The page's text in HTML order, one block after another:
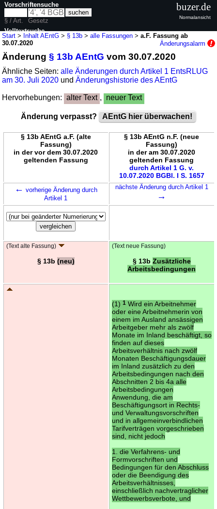
Start > Inhalt AEntG > § 13b >alle Fassungen >a.F. Fassung ab
30.07.2020
Änderungsalarm
Änderung§ 13b AEntG vom 30.07.2020
Ähnliche Seiten:alle Änderungen durch Artikel 1 EntsRLUG
am 30. Juli 2020 undÄnderungshistorie des AEntG
Hervorhebungen: alter Text , neuer Text
Änderung verpasst? AEntG hier überwachen!
§ 13b AEntG a.F. (alte
Fassung)
in der vor dem 30.07.2020
geltenden Fassung
§ 13b AEntG n.F. (neue
Fassung)
in der am 30.07.2020
geltenden Fassung
durch Artikel 1 G. v.
10.07.2020 BGBl. I S. 1657
← vorherige Änderung durch
Artikel 1
nächste Änderung durch Artikel 1
→
(Text alte Fassung)
§ 13b (neu)
(Text neue Fassung)
§ 13b Zusätzliche
Arbeitsbedingungen
(1) 1Wird ein Arbeitnehmer
oder eine Arbeitnehmerin von
einem im Ausland ansässigen
Arbeitgeber mehr als zwölf
Monate im Inland beschäftigt, so
finden auf dieses
Arbeitsverhältnis nach zwölf
Monaten Beschäftigungsdauer
im Inland zusätzlich zu den
Arbeitsbedingungen nach den
Abschnitten 2 bis 4a alle
Arbeitsbedingungen
Anwendung, die am
Beschäftigungsort in Rechts-
und Verwaltungsvorschriften
und in allgemeinverbindlichen
Tarifverträgen vorgeschrieben
sind, nicht jedoch
1. die Verfahrens- und
Formvorschriften und
Bedingungen für den Abschluss
oder die Beendigung des
Arbeitsverhältnisses,
einschließlich nachvertraglicher
Wettbewerbsverbote, und
Vorschriftensuche
§ / Art.
Gesetz
Volltextsuche
buzer.de
Normalansicht